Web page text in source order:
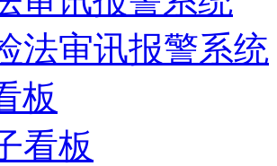
法审讯报警系统
板
看板